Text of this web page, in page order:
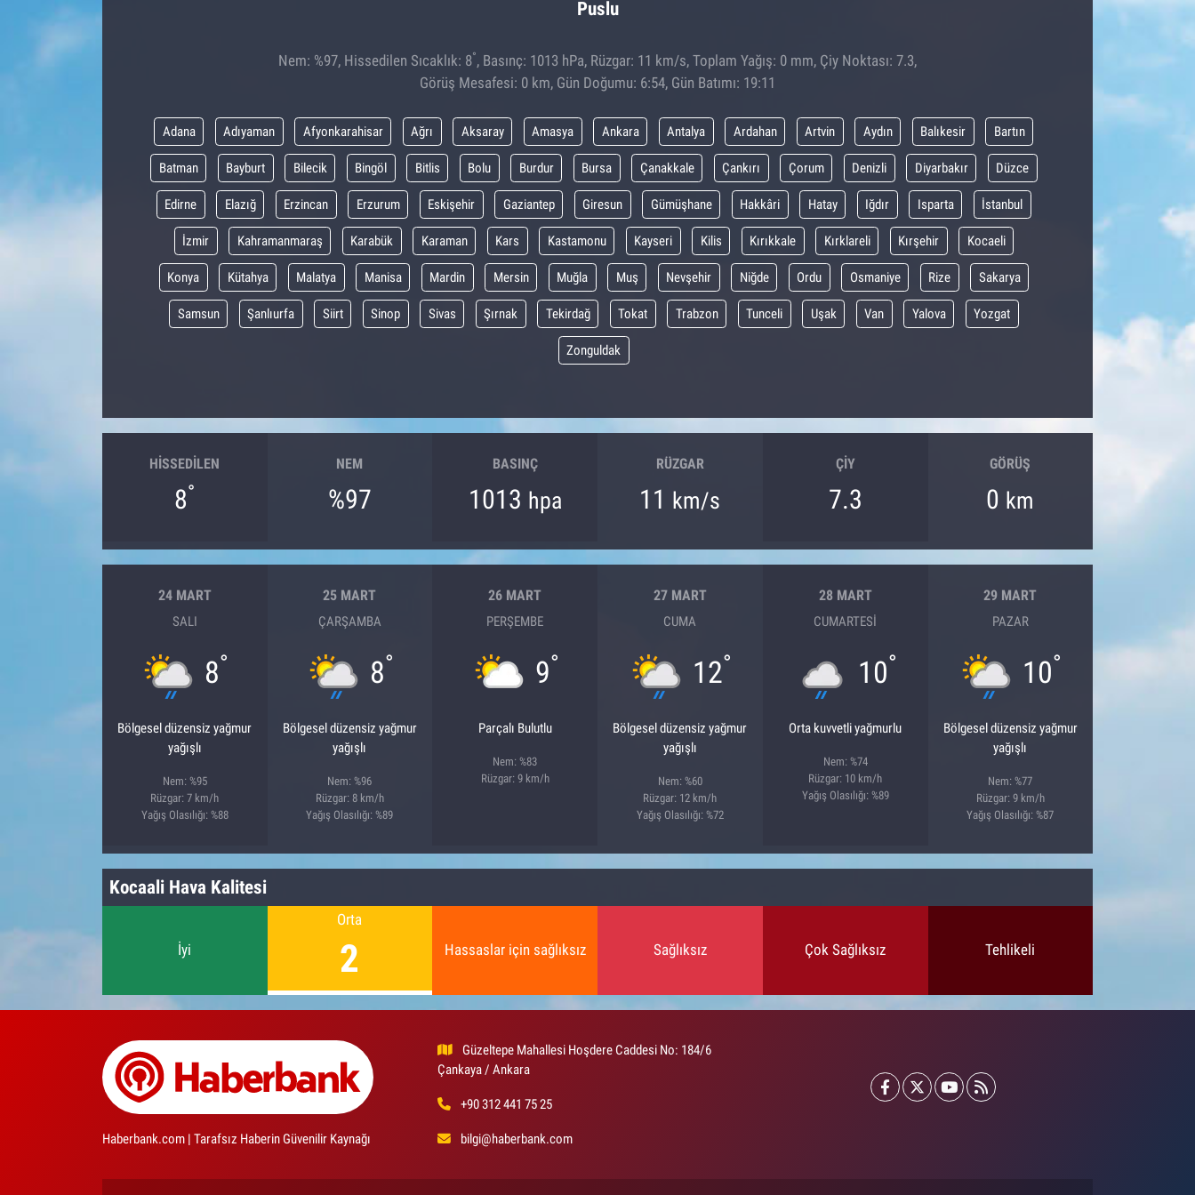
Puslu
Nem: %97, Hissedilen Sıcaklık: 8°, Basınç: 1013 hPa, Rüzgar: 11 km/s, Toplam Yağış: 0 mm, Çiy Noktası: 7.3,
Görüş Mesafesi: 0 km, Gün Doğumu: 6:54, Gün Batımı: 19:11
Adana Adıyaman Afyonkarahisar Ağrı Aksaray Amasya Ankara Antalya Ardahan Artvin Aydın Balıkesir Bartın
Batman Bayburt Bilecik Bingöl Bitlis Bolu Burdur Bursa Çanakkale Çankırı Çorum Denizli Diyarbakır Düzce
Edirne Elazığ Erzincan Erzurum Eskişehir Gaziantep Giresun Gümüşhane Hakkâri Hatay Iğdır Isparta İstanbul
İzmir Kahramanmaraş Karabük Karaman Kars Kastamonu Kayseri Kilis Kırıkkale Kırklareli Kırşehir Kocaeli
Konya Kütahya Malatya Manisa Mardin Mersin Muğla Muş Nevşehir Niğde Ordu Osmaniye Rize Sakarya
Samsun Şanlıurfa Siirt Sinop Sivas Şırnak Tekirdağ Tokat Trabzon Tunceli Uşak Van Yalova Yozgat
Zonguldak
HISSEDILEN
8°
NEM
%97
BASINÇ
1013 hpa
RÜZGAR
11 km/s
ÇIY
7.3
GÖRÜŞ
0 km
24 MART
SALI
8°
Bölgesel düzensiz yağmur
yağışlı
Nem: %95
Rüzgar: 7 km/h
Yağış Olasılığı: %88
25 MART
ÇARŞAMBA
8°
Bölgesel düzensiz yağmur
yağışlı
Nem: %96
Rüzgar: 8 km/h
Yağış Olasılığı: %89
26 MART
PERŞEMBE
9°
Parçalı Bulutlu
Nem: %83
Rüzgar: 9 km/h
27 MART
CUMA
12°
Bölgesel düzensiz yağmur
yağışlı
Nem: %60
Rüzgar: 12 km/h
Yağış Olasılığı: %72
28 MART
CUMARTESI
10°
Orta kuvvetli yağmurlu
Nem: %74
Rüzgar: 10 km/h
Yağış Olasılığı: %89
29 MART
PAZAR
10°
Bölgesel düzensiz yağmur
yağışlı
Nem: %77
Rüzgar: 9 km/h
Yağış Olasılığı: %87
Kocaali Hava Kalitesi
İyi
Orta
2 Hassaslar için sağlıksız Sağlıksız Çok Sağlıksız Tehlikeli
Haberbank.com | Tarafsız Haberin Güvenilir Kaynağı
Güzeltepe Mahallesi Hoşdere Caddesi No: 184/6
Çankaya / Ankara
+90 312 441 75 25
bilgi@haberbank.com